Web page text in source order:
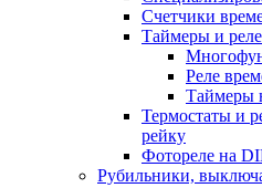
Счетчики
Таймеры и
Реле
Таймеры
Термостаты и
рейку
Фотореле на
Рубильники,